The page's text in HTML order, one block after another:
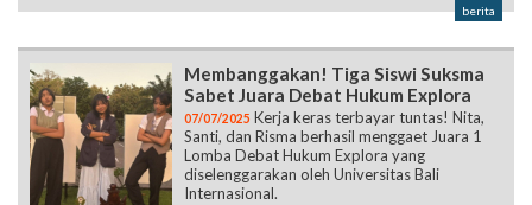
berita
Membanggakan! Tiga Siswi Suksma
Sabet Juara Debat Hukum Explora
07/07/2025 Kerja keras terbayar tuntas! Nita,
Santi, dan Risma berhasil menggaet Juara 1
Lomba Debat Hukum Explora yang
diselenggarakan oleh Universitas Bali
Internasional.